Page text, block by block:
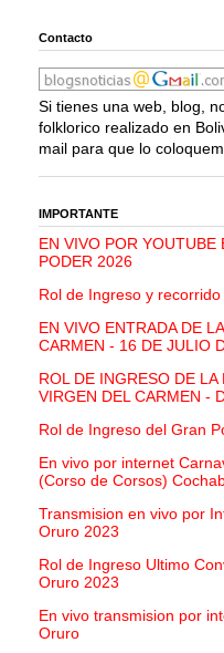
Contacto
Si tienes una web, blog,
folklorico realizado en
mail para que lo
IMPORTANTE
EN VIVO POR YOUTUBE
PODER 2026
Rol de Ingreso y
EN VIVO ENTRADA DE
CARMEN - 16 DE JULIO
ROL DE INGRESO DE LA
VIRGEN DEL CARMEN -
Rol de Ingreso del Gran
En vivo por internet
(Corso de Corsos)
Transmision en vivo por
Oruro 2023
Rol de Ingreso Ultimo
Oruro 2023
En vivo transmision por
Oruro